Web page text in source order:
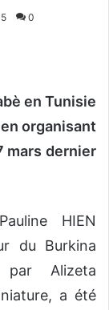
0
en Tunisie
organisant
mars dernier
HIEN
du Burkina
par Alizeta
a été